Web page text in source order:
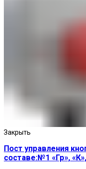
Кнопки
Закрыть
Пост управления
составе:№1 «Гр»,